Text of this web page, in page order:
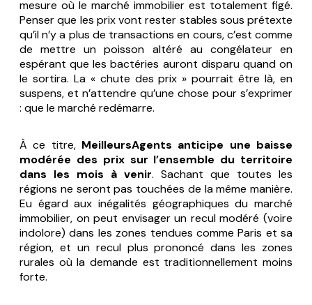
mesure où le marché immobilier est totalement figé.
Penser que les prix vont rester stables sous prétexte
qu’il n’y a plus de transactions en cours, c’est comme
de mettre un poisson altéré au congélateur en
espérant que les bactéries auront disparu quand on
le sortira. La « chute des prix » pourrait être là, en
suspens, et n’attendre qu’une chose pour s’exprimer
: que le marché redémarre.
À ce titre, MeilleursAgents anticipe une baisse
modérée des prix sur l’ensemble du territoire
dans les mois à venir. Sachant que toutes les
régions ne seront pas touchées de la même manière.
Eu égard aux inégalités géographiques du marché
immobilier, on peut envisager un recul modéré (voire
indolore) dans les zones tendues comme Paris et sa
région, et un recul plus prononcé dans les zones
rurales où la demande est traditionnellement moins
forte.